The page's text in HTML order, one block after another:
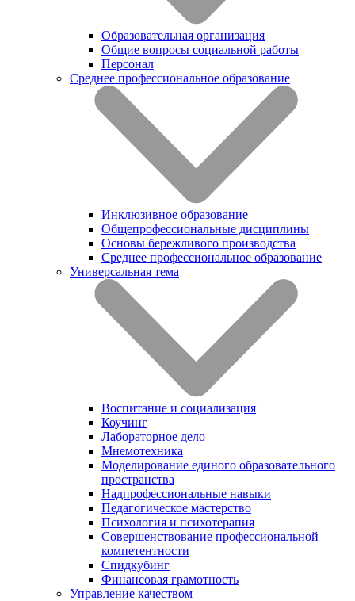
Образовательная организация
Общие вопросы социальной работы
Персонал
Среднее профессиональное образование
Инклюзивное образование
Общепрофессиональные дисциплины
Основы бережливого производства
Среднее профессиональное образование
Универсальная тема
Воспитание и социализация
Коучинг
Лабораторное дело
Мнемотехника
Моделирование единого образовательного
пространства
Надпрофессиональные навыки
Педагогическое мастерство
Психология и психотерапия
Совершенствование профессиональной
компетентности
Спидкубинг
Финансовая грамотность
Управление качеством